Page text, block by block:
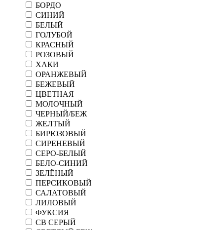
БОРДО
СИНИЙ
БЕЛЫЙ
ГОЛУБОЙ
КРАСНЫЙ
РОЗОВЫЙ
ХАКИ
ОРАНЖЕВЫЙ
БЕЖЕВЫЙ
ЦВЕТНАЯ
МОЛОЧНЫЙ
ЧЕРНЫЙ/БЕЖ
ЖЕЛТЫЙ
БИРЮЗОВЫЙ
СИРЕНЕВЫЙ
СЕРО-БЕЛЫЙ
БЕЛО-СИНИЙ
ЗЕЛЁНЫЙ
ПЕРСИКОВЫЙ
САЛАТОВЫЙ
ЛИЛОВЫЙ
ФУКСИЯ
СВ СЕРЫЙ